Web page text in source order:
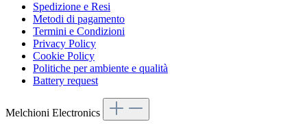
Spedizione e Resi
Metodi di pagamento
Termini e Condizioni
Privacy Policy
Cookie Policy
Politiche per ambiente e qualità
Battery request
Melchioni Electronics